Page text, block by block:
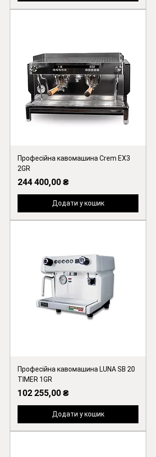
Професійна кавомашина Crem EX3
2GR
Ціна
244 400,00 ₴
Додати у кошик
Професійна кавомашина LUNA SB 20
TIMER 1GR
Ціна
102 255,00 ₴
Додати у кошик